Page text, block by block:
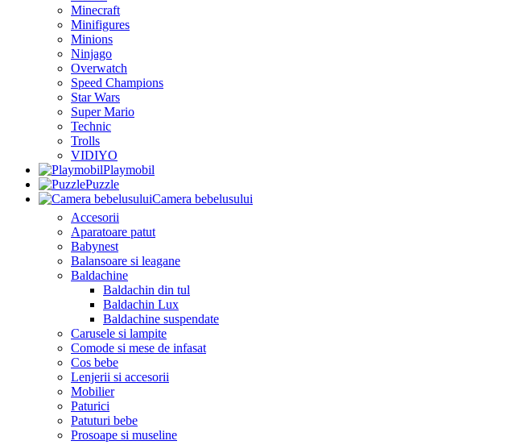
Minecraft
Minifigures
Minions
Ninjago
Overwatch
Speed Champions
Star Wars
Super Mario
Technic
Trolls
VIDIYO
Playmobil
Puzzle
Camera bebelusului
Accesorii
Aparatoare patut
Babynest
Balansoare si leagane
Baldachine
Baldachin din tul
Baldachin Lux
Baldachine suspendate
Carusele si lampite
Comode si mese de infasat
Cos bebe
Lenjerii si accesorii
Mobilier
Paturici
Patuturi bebe
Prosoape si museline